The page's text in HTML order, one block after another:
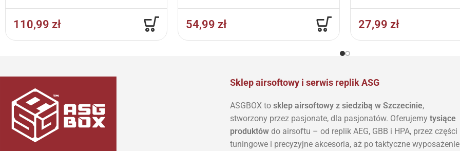
110,99 zł 54,99 zł 27,99 zł
Sklep airsoftowy i serwis replik ASG
ASGBOX to sklep airsoftowy z siedzibą w Szczecinie,
stworzony przez pasjonate, dla pasjonatów. Oferujemy tysiące
produktów do airsoftu – od replik AEG, GBB i HPA, przez części
tuningowe i precyzyjne akcesoria, aż po taktyczne wyposażenie